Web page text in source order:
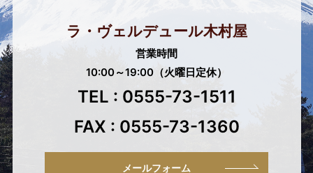
ラ・ヴェルデュール木村屋
営業時間
10:00～19:00（火曜日定休）
TEL : 0555-73-1511
FAX : 0555-73-1360
メールフォーム